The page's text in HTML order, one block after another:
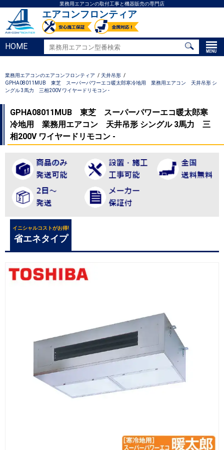
業務用エアコンの取付工事と機器販売の専門店
エアコンフロンティア
HOME
業務用エアコンのエアコンフロンティア
天井吊形
GPHA08011MUB 東芝 スーパーパワーエコ暖太郎寒冷地用 業務用エアコン 天井吊形 シ
ングル 3馬力 三相200V ワイヤードリモコン -
GPHA08011MUB 東芝 スーパーパワーエコ暖太郎寒
冷地用 業務用エアコン 天井吊形 シングル 3馬力 三
相200V ワイヤードリモコン -
イニシャルコストがお得!
省エネタイプ